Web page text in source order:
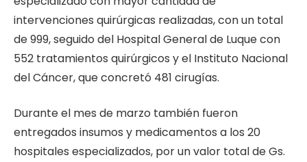
intervenciones quirúrgicas realizadas, con un total
de 999, seguido del Hospital General de Luque con
552 tratamientos quirúrgicos y el Instituto Nacional
del Cáncer, que concretó 481 cirugías.
Durante el mes de marzo también fueron
entregados insumos y medicamentos a los 20
hospitales especializados, por un valor total de Gs.